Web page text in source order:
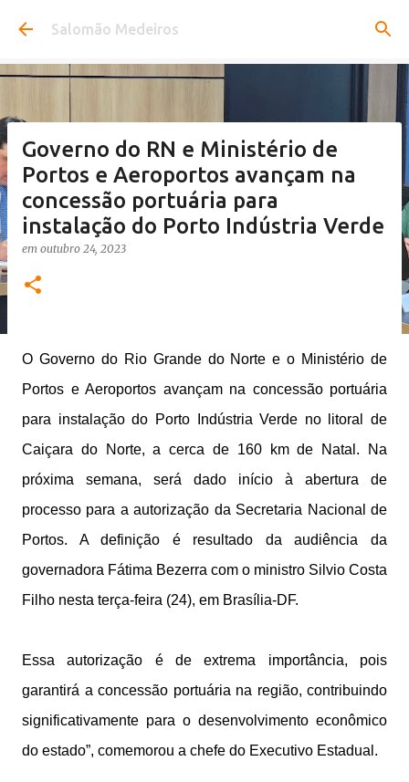
Pular para o conteúdo principal
Salomão Medeiros
Governo do RN e Ministério de
Portos e Aeroportos avançam na
concessão portuária para
instalação do Porto Indústria Verde
em outubro 24, 2023
O Governo do Rio Grande do Norte e o Ministério de
Portos e Aeroportos avançam na concessão portuária
para instalação do Porto Indústria Verde no litoral de
Caiçara do Norte, a cerca de 160 km de Natal. Na
próxima semana, será dado início à abertura de
processo para a autorização da Secretaria Nacional de
Portos. A definição é resultado da audiência da
governadora Fátima Bezerra com o ministro Silvio Costa
Filho nesta terça-feira (24), em Brasília-DF.
Essa autorização é de extrema importância, pois
garantirá a concessão portuária na região, contribuindo
significativamente para o desenvolvimento econômico
do estado”, comemorou a chefe do Executivo Estadual.